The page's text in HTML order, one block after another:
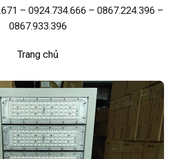
– 0924.734.666 – 0867.224.396 –
0867.933.396
Trang chủ